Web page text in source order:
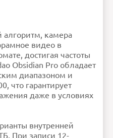
алгоритм, камера
видео в
достигая частоты
Obsidian Pro обладает
диапазоном и
что гарантирует
даже в условиях
внутренней
При записи 12-